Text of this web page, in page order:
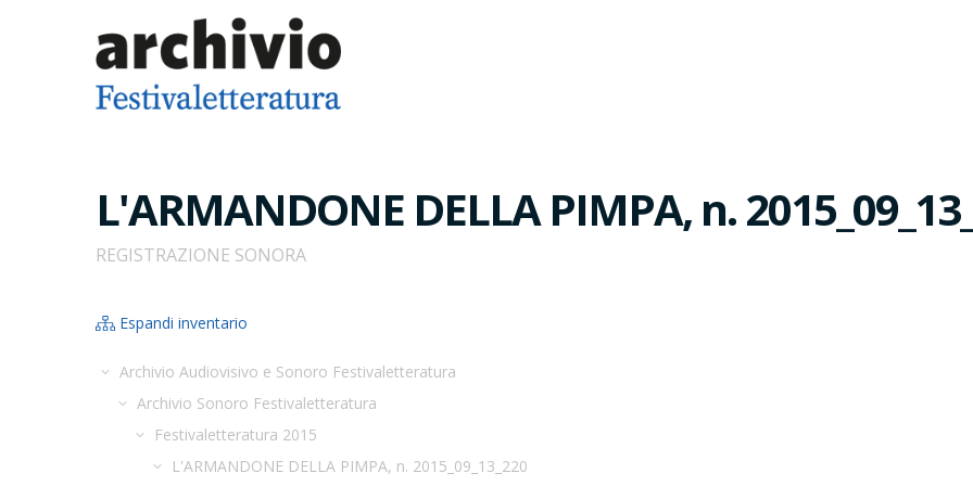
L'ARMANDONE DELLA PIMPA, n.
REGISTRAZIONE SONORA
Espandi inventario
Archivio Audiovisivo e Sonoro Festivaletteratura
Archivio Sonoro Festivaletteratura
Festivaletteratura 2015
L'ARMANDONE DELLA PIMPA, n. 2015_09_13_220